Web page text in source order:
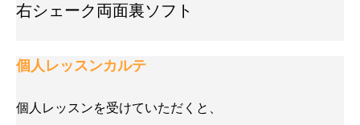
右シェーク両面裏ソフト
個人レッスンカルテ
個人レッスンを受けていただくと、